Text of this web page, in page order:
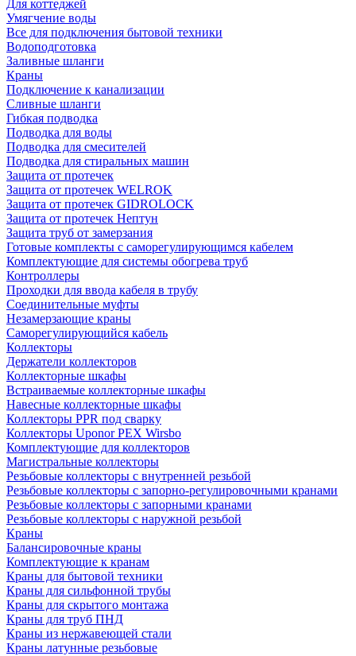
Для коттеджей
Умягчение воды
Все для подключения бытовой техники
Водоподготовка
Заливные шланги
Краны
Подключение к канализации
Сливные шланги
Гибкая подводка
Подводка для воды
Подводка для смесителей
Подводка для стиральных машин
Защита от протечек
Защита от протечек WELROK
Защита от протечек GIDROLOCK
Защита от протечек Нептун
Защита труб от замерзания
Готовые комплекты с саморегулирующимся кабелем
Комплектующие для системы обогрева труб
Контроллеры
Проходки для ввода кабеля в трубу
Соединительные муфты
Незамерзающие краны
Саморегулирующийся кабель
Коллекторы
Держатели коллекторов
Коллекторные шкафы
Встраиваемые коллекторные шкафы
Навесные коллекторные шкафы
Коллекторы PPR под сварку
Коллекторы Uponor PEX Wirsbo
Комплектующие для коллекторов
Магистральные коллекторы
Резьбовые коллекторы с внутренней резьбой
Резьбовые коллекторы с запорно-регулировочными кранами
Резьбовые коллекторы с запорными кранами
Резьбовые коллекторы с наружной резьбой
Краны
Балансировочные краны
Комплектующие к кранам
Краны для бытовой техники
Краны для сильфонной трубы
Краны для скрытого монтажа
Краны для труб ПНД
Краны из нержавеющей стали
Краны латунные резьбовые